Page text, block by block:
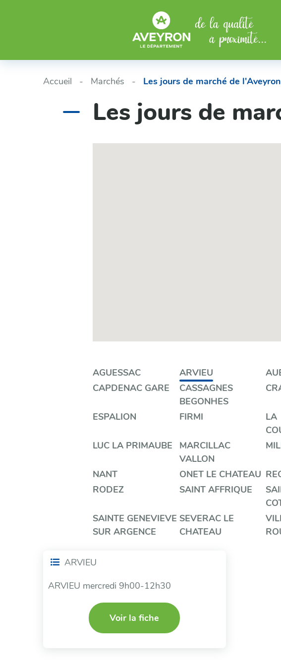
Accueil Marchés Les jours de marché de l'Aveyron
Les jours de
Filtrer
par
catégorie
AGUESSAC ARVIEU
CAPDENAC GARE
CASSAGNES
BEGONHES
ESPALION
FIRMI
LA
LUC LA PRIMAUBE
MARCILLAC
VALLON
NANT ONET LE CHATEAU
RODEZ
SAINT AFFRIQUE
SAINTE GENEVIEVE
SUR ARGENCE
SEVERAC LE
CHATEAU
ARVIEU
ARVIEU mercredi 9h00-12h30
Voir la fiche